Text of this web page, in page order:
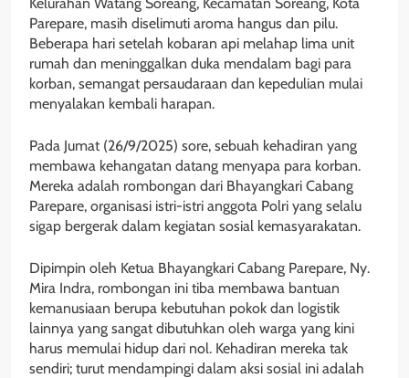
Parepare, masih diselimuti aroma hangus dan pilu.
Beberapa hari setelah kobaran api melahap lima unit
rumah dan meninggalkan duka mendalam bagi para
korban, semangat persaudaraan dan kepedulian mulai
menyalakan kembali harapan.
Pada Jumat (26/9/2025) sore, sebuah kehadiran yang
membawa kehangatan datang menyapa para korban.
Mereka adalah rombongan dari Bhayangkari Cabang
Parepare, organisasi istri-istri anggota Polri yang selalu
sigap bergerak dalam kegiatan sosial kemasyarakatan.
Dipimpin oleh Ketua Bhayangkari Cabang Parepare, Ny.
Mira Indra, rombongan ini tiba membawa bantuan
kemanusiaan berupa kebutuhan pokok dan logistik
lainnya yang sangat dibutuhkan oleh warga yang kini
harus memulai hidup dari nol. Kehadiran mereka tak
sendiri; turut mendampingi dalam aksi sosial ini adalah